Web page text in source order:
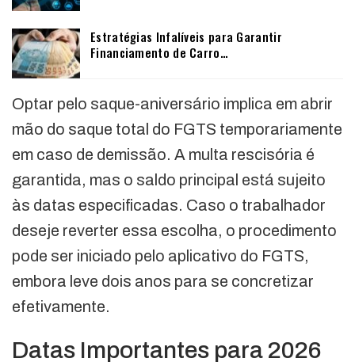
Estratégias Infalíveis para Garantir
Financiamento de Carro…
Optar pelo saque-aniversário implica em abrir
mão do saque total do FGTS temporariamente
em caso de demissão. A multa rescisória é
garantida, mas o saldo principal está sujeito
às datas especificadas. Caso o trabalhador
deseje reverter essa escolha, o procedimento
pode ser iniciado pelo aplicativo do FGTS,
embora leve dois anos para se concretizar
efetivamente.
Datas Importantes para 2026